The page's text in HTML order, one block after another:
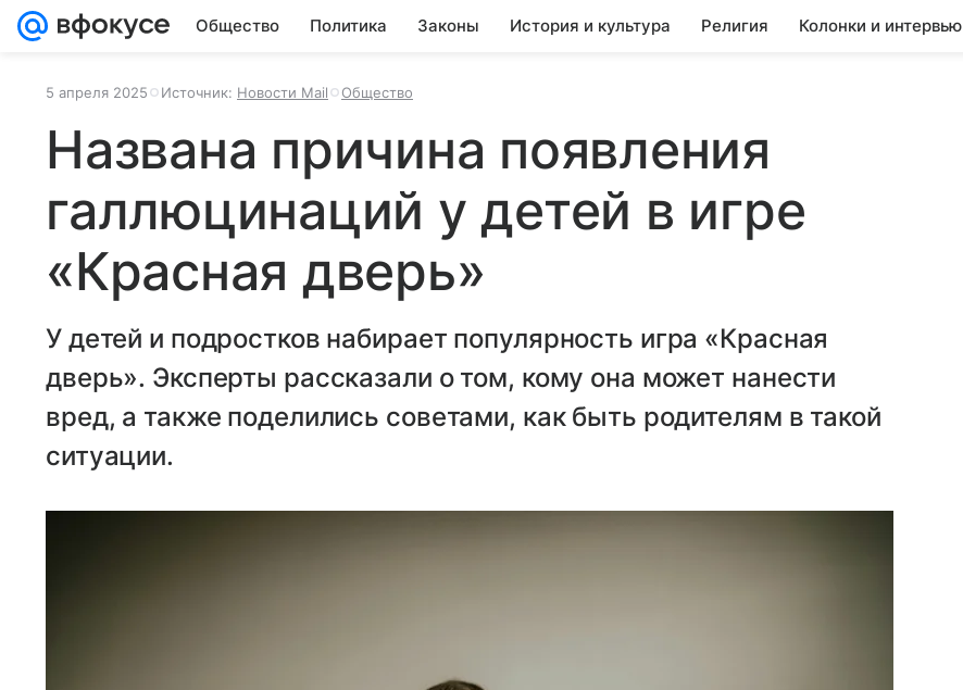
Общество Политика Законы История и культура Религия Колонки и интервью
5 апреля 2025 Источник: Новости Mail Общество
Названа причина появления
галлюцинаций у детей в игре
«Красная дверь»
У детей и подростков набирает популярность игра «Красная
дверь». Эксперты рассказали о том, кому она может нанести
вред, а также поделились советами, как быть родителям в такой
ситуации.